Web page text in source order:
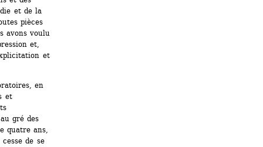
et de la
pièces
avons voulu
et,
et
en
et
gré des
quatre ans,
de se